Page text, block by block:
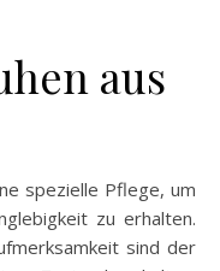
aus
spezielle Pflege, um
zu erhalten.
sind der